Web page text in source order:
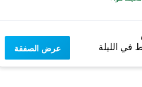
في الليلة عرض الصفقة